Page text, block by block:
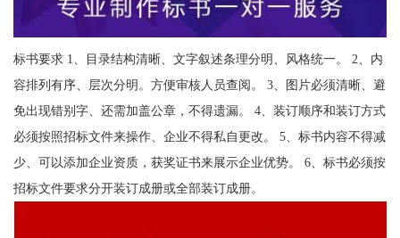
标书要求 1、目录结构清晰、文字叙述条理分明、风格统一。 2、内
容排列有序、层次分明。方便审核人员查阅。 3、图片必须清晰、避
免出现错别字、还需加盖公章，不得遗漏。 4、装订顺序和装订方式
必须按照招标文件来操作、企业不得私自更改。 5、标书内容不得减
少、可以添加企业资质，获奖证书来展示企业优势。 6、标书必须按
招标文件要求分开装订成册或全部装订成册。